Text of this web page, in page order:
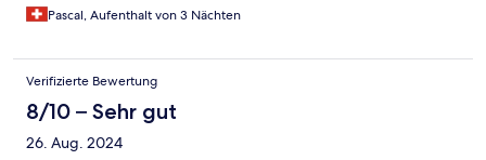
Pascal, Aufenthalt von 3 Nächten
Verifizierte Bewertung
8/10 – Sehr gut
26. Aug. 2024